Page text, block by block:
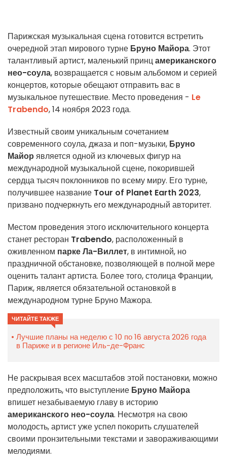
Парижская музыкальная сцена готовится встретить
очередной этап мирового турне Бруно Майора. Этот
талантливый артист, маленький принцамериканского
нео-соула, возвращается с новым альбомом и серией
концертов, которые обещают отправить вас в
музыкальное путешествие. Место проведения - Le
Trabendo, 14 ноября 2023 года.
Известный своим уникальным сочетанием
современного соула, джаза и поп-музыки, Бруно
Майор является одной из ключевых фигур на
международной музыкальной сцене, покорившей
сердца тысяч поклонников по всему миру. Его турне,
получившее название Tour of Planet Earth 2023,
призвано подчеркнуть его международный авторитет.
Местом проведения этого исключительного концерта
станет ресторан Trabendo, расположенный в
оживленном парке Ла-Виллет, в интимной, но
праздничной обстановке, позволяющей в полной мере
оценить талант артиста. Более того, столица Франции,
Париж, является обязательной остановкой в
международном турне Бруно Мажора.
ЧИТАЙТЕ ТАКЖЕ
Лучшие планы на неделю с 10 по 16 августа 2026 года
в Париже и в регионе Иль-де-Франс
Не раскрывая всех масштабов этой постановки, можно
предположить, что выступление Бруно Майора
впишет незабываемую главу в историю
американского нео-соула. Несмотря на свою
молодость, артист уже успел покорить слушателей
своими пронзительными текстами и завораживающими
мелодиями.